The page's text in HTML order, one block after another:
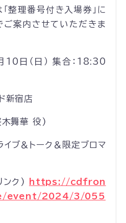
「整理番号付き入場券」に
案内させていただきま
日（日） 集合：18:30
新宿店
舞華 役)
ブ＆トーク＆限定ブロマ
ンク)
https://cdfron
event/2024/3/055